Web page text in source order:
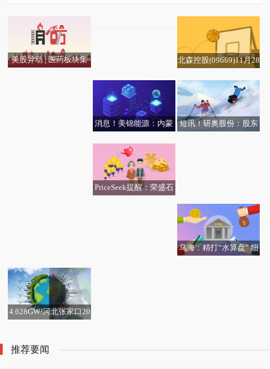
美股异动 | 医药板块集
北森控股(09669)11月28
1.08万股|播资讯
消息！美锦能源：内蒙
的控股股东为内蒙古美
锦新能源有限公司，内
蒙古美锦新能源有限公
短讯！研奥股份：股东
PriceSeek提醒：荣盛石
力资金净流入50.09亿
元，居全市场第一梯队-
20251128
乌海：精打“水算盘” 细
4.628GW!河北张家口20
推荐要闻